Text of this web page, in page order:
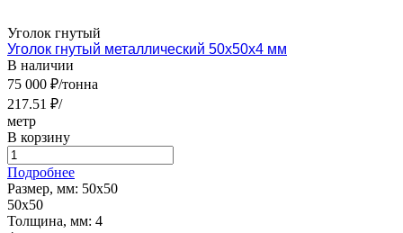
Уголок гнутый
Уголок гнутый металлический 50х50х4 мм
В наличии
75 000 ₽/тонна
217.51 ₽/
метр
В корзину
Подробнее
Размер, мм: 50х50
50х50
Толщина, мм: 4